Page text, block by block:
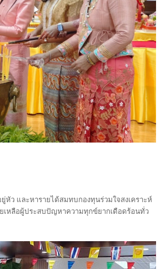
หัว และหารายได้สมทบกองทุนร่วมใจสงเคราะห์
เหลือผู้ประสบปัญหาความทุกข์ยากเดือดร้อนทั่ว